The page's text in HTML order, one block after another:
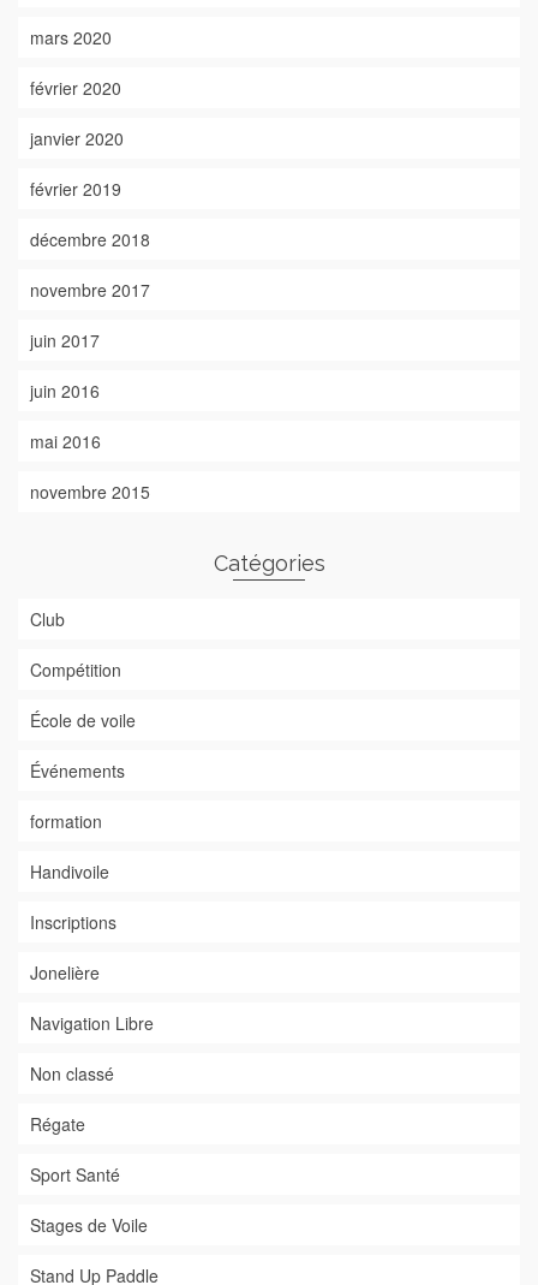
mars 2020
février 2020
janvier 2020
février 2019
décembre 2018
novembre 2017
juin 2017
juin 2016
mai 2016
novembre 2015
Catégories
Club
Compétition
École de voile
Événements
formation
Handivoile
Inscriptions
Jonelière
Navigation Libre
Non classé
Régate
Sport Santé
Stages de Voile
Stand Up Paddle